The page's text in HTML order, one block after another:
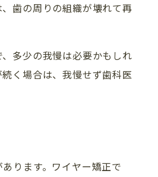
歯の周りの組織が壊れて再
多少の我慢は必要かもしれ
く場合は、我慢せず歯科医
ります。ワイヤー矯正で